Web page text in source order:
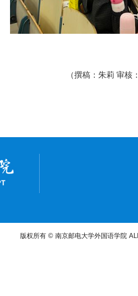
（撰稿：朱莉 审核
版权所有 © 南京邮电大学外国语学院